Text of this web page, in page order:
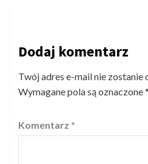
Dodaj komentarz
Twój adres e-mail nie zostanie
Wymagane pola są oznaczone*
Komentarz *